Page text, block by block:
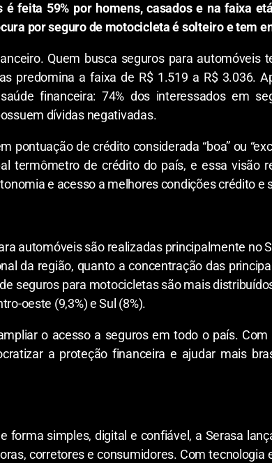
feita 59% por homens, casados e na faixa
por seguro de motocicleta é solteiro e tem
Quem busca seguros para automóveis
predomina a faixa de R$ 1.519 a R$ 3.036.
financeira: 74% dos interessados em
dívidas negativadas.
pontuação de crédito considerada “boa” ou
termômetro de crédito do país, e essa visão
e acesso a melhores condições crédito e
automóveis são realizadas principalmente no
da região, quanto a concentração das
seguros para motocicletas são mais
oeste (9,3%) e Sul (8%).
o acesso a seguros em todo o país.
a proteção financeira e ajudar mais
forma simples, digital e confiável, a Serasa
corretores e consumidores. Com tecnologia